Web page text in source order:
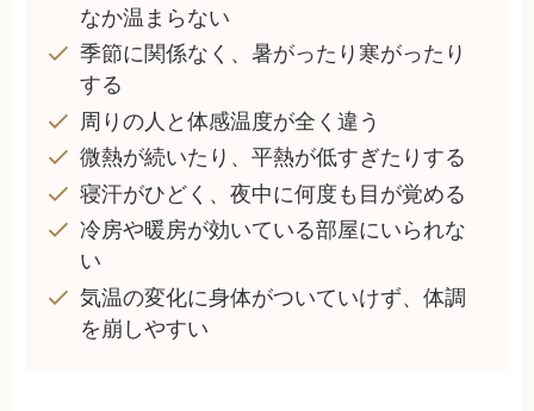
なか温まらない
季節に関係なく、暑がったり寒がったり
する
周りの人と体感温度が全く違う
微熱が続いたり、平熱が低すぎたりする
寝汗がひどく、夜中に何度も目が覚める
冷房や暖房が効いている部屋にいられな
い
気温の変化に身体がついていけず、体調
を崩しやすい